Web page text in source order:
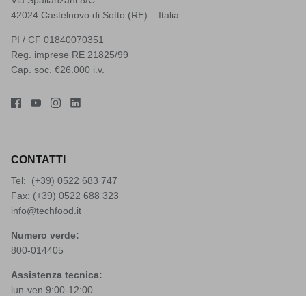
42024 Castelnovo di Sotto (RE) – Italia
PI / CF 01840070351
Reg. imprese RE 21825/99
Cap. soc. €26.000 i.v.
CONTATTI
Tel: (+39) 0522 683 747
Fax: (+39) 0522 688 323
info@techfood.it
Numero verde:
800-014405
Assistenza tecnica:
lun-ven 9:00-12:00